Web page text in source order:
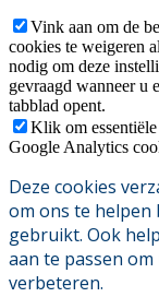
Vink aan om de
cookies te weigeren
nodig om deze
gevraagd wanneer u
tabblad opent.
Klik om
Google Analytics
Deze cookies
om ons te helpen
gebruikt. Ook
aan te passen
verbeteren.